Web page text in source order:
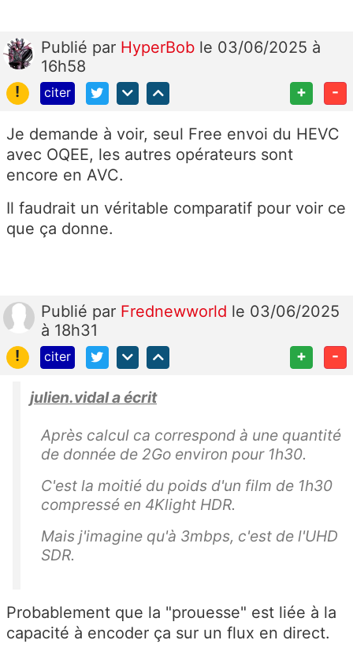
Publié par HyperBob le 03/06/2025 à
16h58
!
citer + -
Je demande à voir, seul Free envoi du HEVC
avec OQEE, les autres opérateurs sont
encore en AVC.
Il faudrait un véritable comparatif pour voir ce
que ça donne.
Publié par Frednewworld le 03/06/2025
à 18h31
!
citer + -
julien.vidal a écrit
Après calcul ca correspond à une quantité
de donnée de 2Go environ pour 1h30.
C'est la moitié du poids d'un film de 1h30
compressé en 4Klight HDR.
Mais j'imagine qu'à 3mbps, c'est de l'UHD
SDR.
Probablement que la "prouesse" est liée à la
capacité à encoder ça sur un flux en direct.